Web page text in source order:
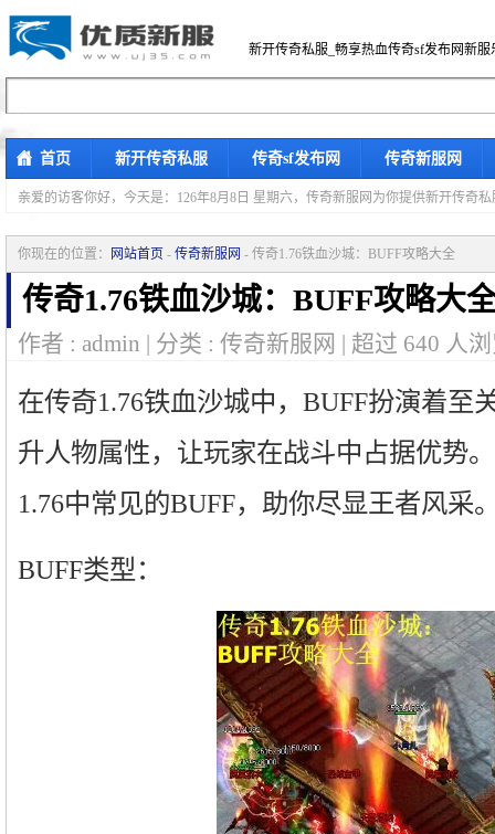
新开传奇私服_畅享热血传奇sf发布网新服
首页 新开传奇私服 传奇sf发布网 传奇新服网
亲爱的访客你好， 今天是：126年8月8日 星期六，传奇新服网为你提供新开传奇
你现在的位置： 网站首页 - 传奇新服网 - 传奇1.76铁血沙城：BUFF攻略大全
传奇1.76铁血沙城：BUFF攻略大
作者 : admin | 分类 : 传奇新服网 | 超过 640 人
在传奇1.76铁血沙城中，BUFF扮演着至
升人物属性，让玩家在战斗中占据优势
1.76中常见的BUFF，助你尽显王者风采
BUFF类型：